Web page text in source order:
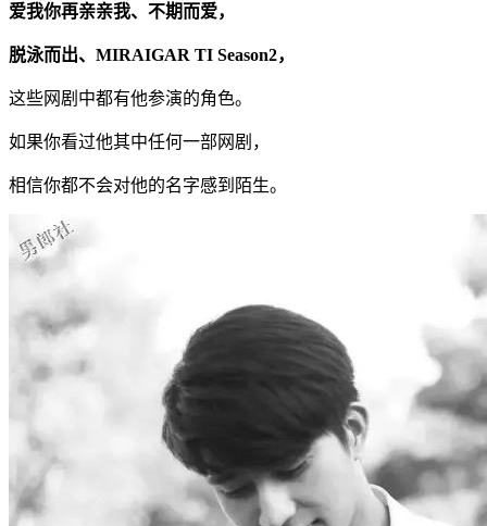
爱我你再亲亲我、不期而爱，
脱泳而出、MIRAIGAR TI Season2，
这些网剧中都有他参演的角色。
如果你看过他其中任何一部网剧，
相信你都不会对他的名字感到陌生。